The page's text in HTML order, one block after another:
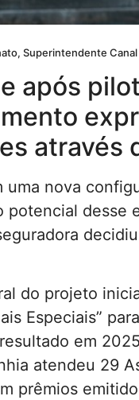
Superintendente
após
através
nova
desse
do projeto
Especiais”
em
atendeu 29
prêmios